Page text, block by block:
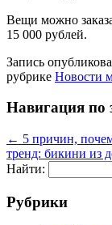
Вещи можно
15 000 рублей.
Запись
рубрике Новости
Навигация по
← 5 причин,
тренд: бикини из
Найти:
Рубрики